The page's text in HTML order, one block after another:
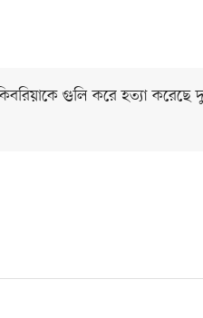
গুলি করে হত্যা করেছে